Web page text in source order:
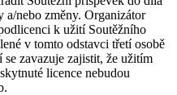
a/nebo změny. Organizátor
k užití Soutěžního
v tomto odstavci třetí osobě
se zavazuje zajistit, že užitím
licence nebudou